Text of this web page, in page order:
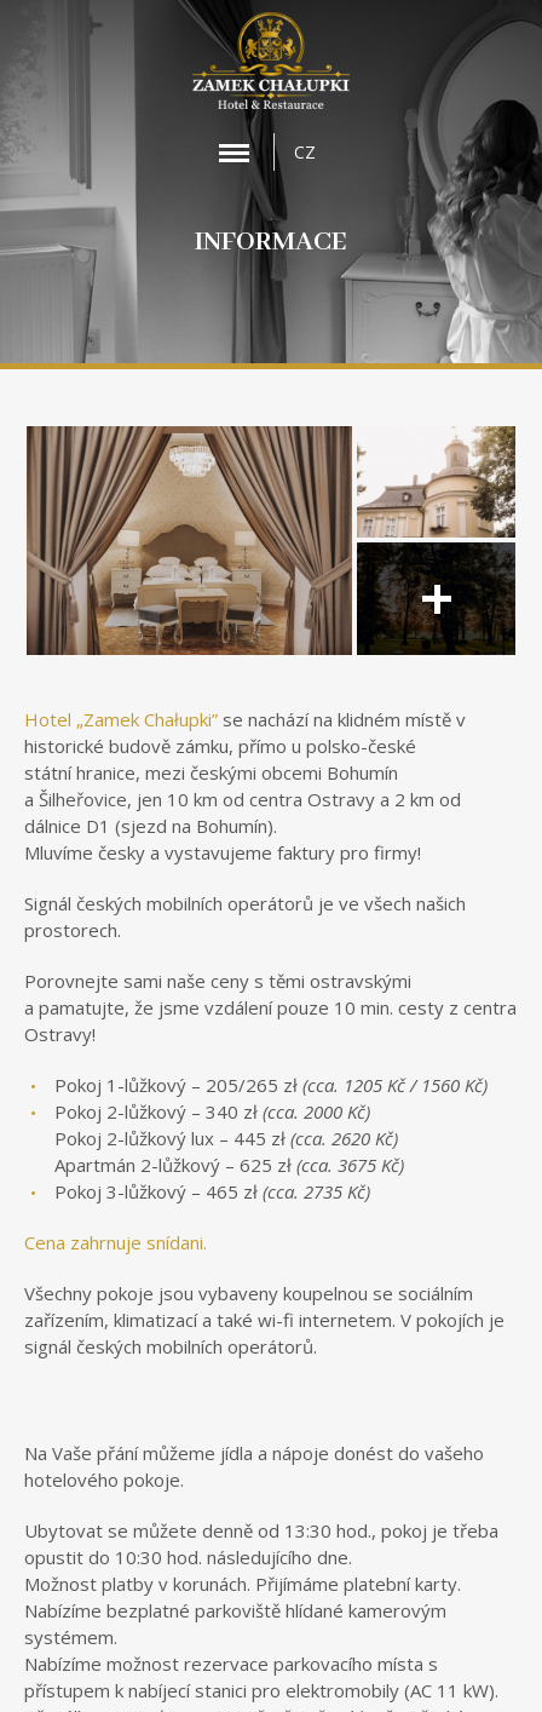
MENU
CZ
INFORMACE
Hotel „Zamek Chałupki” se nachází na klidném místě v
historické budově zámku, přímo u polsko-české
státní hranice, mezi českými obcemi Bohumín
a Šilheřovice, jen 10 km od centra Ostravy a 2 km od
dálnice D1 (sjezd na Bohumín).
Mluvíme česky a vystavujeme faktury pro firmy!
Signál českých mobilních operátorů je ve všech našich
prostorech.
Porovnejte sami naše ceny s těmi ostravskými
a pamatujte, že jsme vzdálení pouze 10 min. cesty z centra
Ostravy!
Pokoj 1-lůžkový – 205/265 zł (cca. 1205 Kč / 1560 Kč)
Pokoj 2-lůžkový – 340 zł (cca. 2000 Kč)
Pokoj 2-lůžkový lux – 445 zł (cca. 2620 Kč)
Apartmán 2-lůžkový – 625 zł (cca. 3675 Kč)
Pokoj 3-lůžkový – 465 zł (cca. 2735 Kč)
Cena zahrnuje snídani.
Všechny pokoje jsou vybaveny koupelnou se sociálním
zařízením, klimatizací a také wi-fi internetem. V pokojích je
signál českých mobilních operátorů.
Na Vaše přání můžeme jídla a nápoje donést do vašeho
hotelového pokoje.
Ubytovat se můžete denně od 13:30 hod., pokoj je třeba
opustit do 10:30 hod. následujícího dne.
Možnost platby v korunách. Přijímáme platební karty.
Nabízíme bezplatné parkoviště hlídané kamerovým
systémem.
Nabízíme možnost rezervace parkovacího místa s
přístupem k nabíjecí stanici pro elektromobily (AC 11 kW).